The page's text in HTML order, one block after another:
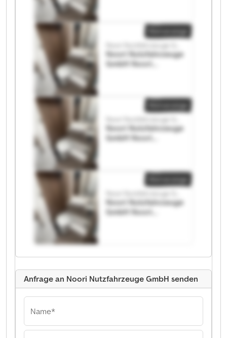
Noori Nutzfahrzeuge
GmbH Noori
Noori Nutzfahrzeuge
GmbH Noori
Noori Nutzfahrzeuge
GmbH Noori
Anfrage an Noori Nutzfahrzeuge GmbH senden
Name*